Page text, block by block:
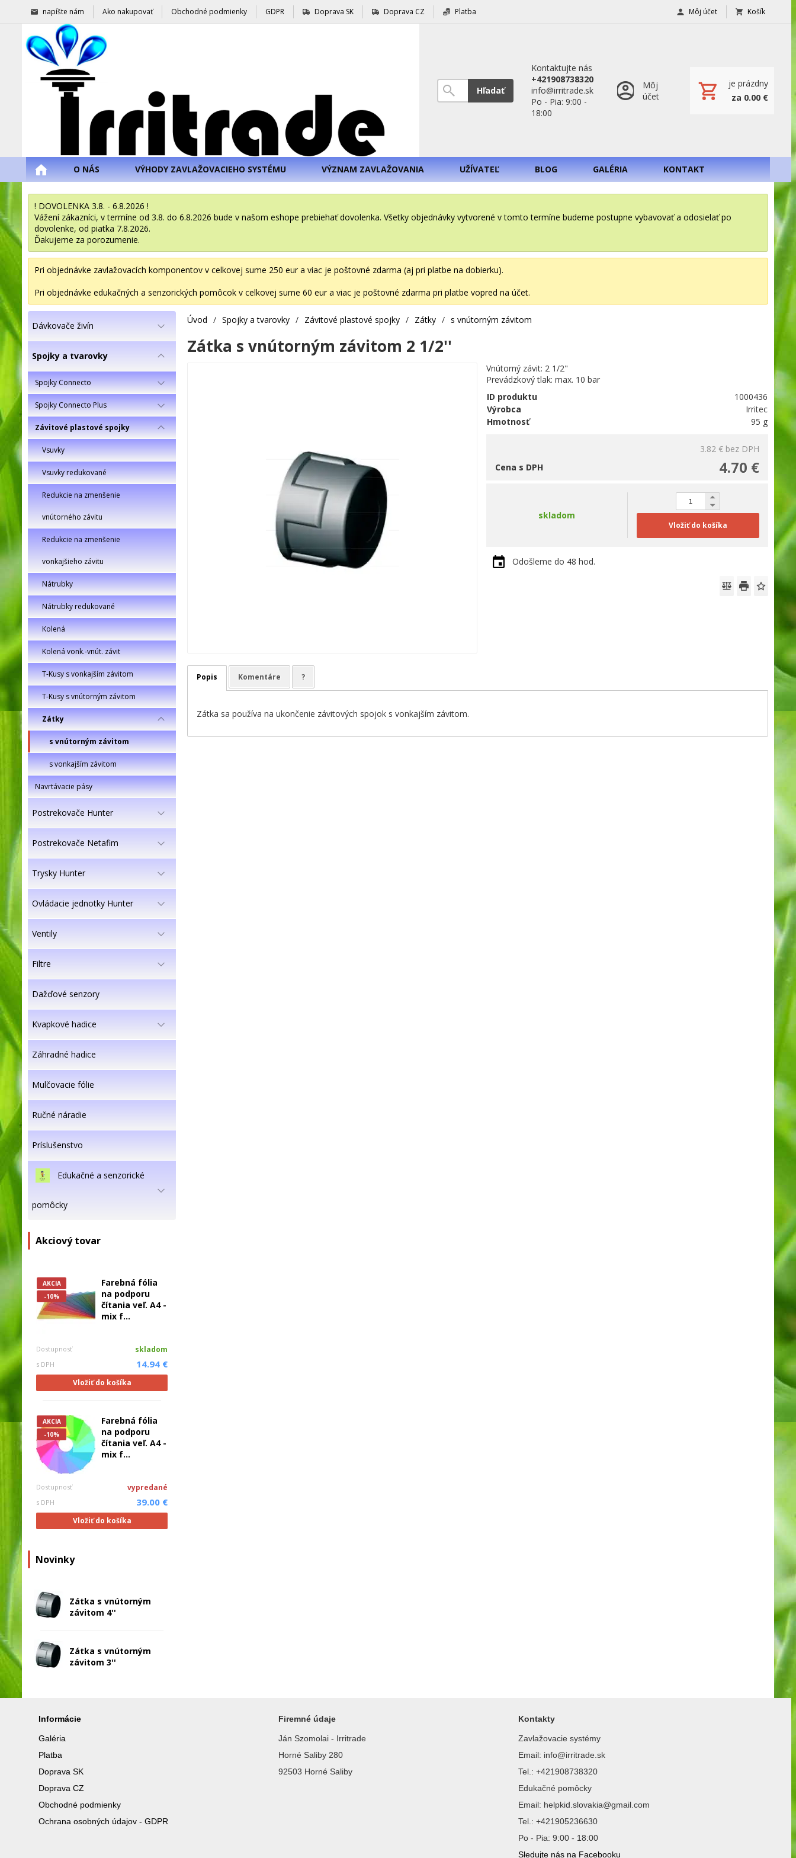
napíšte nám Ako nakupovať Obchodné podmienky GDPR Doprava SK Doprava CZ Platba Môj účet Košík
Hľadať
Kontaktujte nás
+421908738320
info@irritrade.sk
Po - Pia: 9:00 -
18:00
Môj
účet
je prázdny
za 0.00 €
O NÁS VÝHODY ZAVLAŽOVACIEHO SYSTÉMU VÝZNAM ZAVLAŽOVANIA UŽÍVATEĽ BLOG GALÉRIA KONTAKT
! DOVOLENKA 3.8. - 6.8.2026 !
Vážení zákazníci, v termíne od 3.8. do 6.8.2026 bude v našom eshope prebiehať dovolenka. Všetky objednávky vytvorené v tomto termíne budeme postupne vybavovať a odosielať po
dovolenke, od piatka 7.8.2026.
Ďakujeme za porozumenie.
Pri objednávke zavlažovacích komponentov v celkovej sume 250 eur a viac je poštovné zdarma (aj pri platbe na dobierku).
Pri objednávke edukačných a senzorických pomôcok v celkovej sume 60 eur a viac je poštovné zdarma pri platbe vopred na účet.
Dávkovače živín
Spojky a tvarovky
Spojky Connecto
Spojky Connecto Plus
Závitové plastové spojky
Vsuvky
Vsuvky redukované
Redukcie na zmenšenie
vnútorného závitu
Redukcie na zmenšenie
vonkajšieho závitu
Nátrubky
Nátrubky redukované
Kolená
Kolená vonk.-vnút. závit
T-Kusy s vonkajším závitom
T-Kusy s vnútorným závitom
Zátky
s vnútorným závitom
s vonkajším závitom
Navrtávacie pásy
Postrekovače Hunter
Postrekovače Netafim
Trysky Hunter
Ovládacie jednotky Hunter
Ventily
Filtre
Dažďové senzory
Kvapkové hadice
Záhradné hadice
Mulčovacie fólie
Ručné náradie
Príslušenstvo
Edukačné a senzorické
pomôcky
Akciový tovar
AKCIA
-10%
Farebná fólia
na podporu
čítania veľ. A4 -
mix f...
Dostupnosť skladom
s DPH 14.94 €
Vložiť do košíka
AKCIA
-10%
Farebná fólia
na podporu
čítania veľ. A4 -
mix f...
Dostupnosť vypredané
s DPH 39.00 €
Vložiť do košíka
Novinky
Zátka s vnútorným
závitom 4''
Zátka s vnútorným
závitom 3''
Úvod / Spojky a tvarovky / Závitové plastové spojky / Zátky / s vnútorným závitom
Zátka s vnútorným závitom 2 1/2''
Vnútorný závit: 2 1/2"
Prevádzkový tlak: max. 10 bar
ID produktu
1000436
Výrobca
Irritec
Hmotnosť
95 g
3.82 € bez DPH
4.70 €
Cena s DPH
skladom
Vložiť do košíka
Odošleme do 48 hod.
Popis Komentáre ?
Zátka sa používa na ukončenie závitových spojok s vonkajším závitom.
Informácie
Galéria
Platba
Doprava SK
Doprava CZ
Obchodné podmienky
Ochrana osobných údajov - GDPR
Firemné údaje
Ján Szomolai - Irritrade
Horné Saliby 280
92503 Horné Saliby
Kontakty
Zavlažovacie systémy
Email: info@irritrade.sk
Tel.: +421908738320
Edukačné pomôcky
Email: helpkid.slovakia@gmail.com
Tel.: +421905236630
Po - Pia: 9:00 - 18:00
Sledujte nás na Facebooku